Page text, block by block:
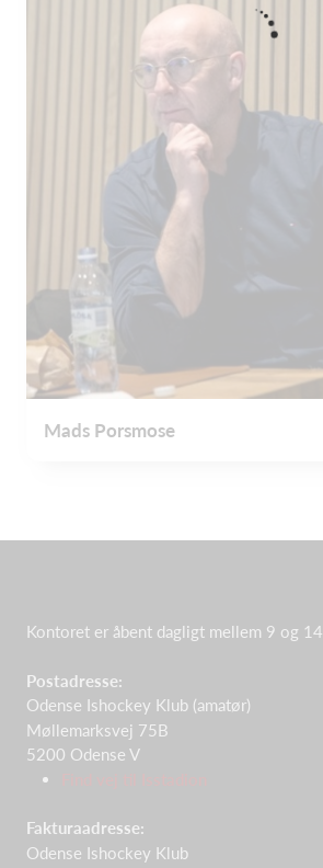
Mads Porsmose
Kontoret er åbent dagligt mellem 9 og 14
Postadresse:
Odense Ishockey Klub (amatør)
Møllemarksvej 75B
5200 Odense V
Fakturaadresse:
Odense Ishockey Klub